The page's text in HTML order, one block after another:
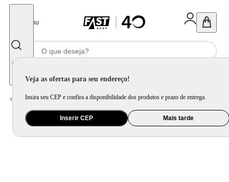
Menu
Veja as ofertas para seu endereço!
Insira seu CEP e confira a disponibilidade dos produtos e prazo de entrega.
Inserir CEP Mais tarde
Home Brinquedo e Colecionável / Primeira Infância e Pelúcia